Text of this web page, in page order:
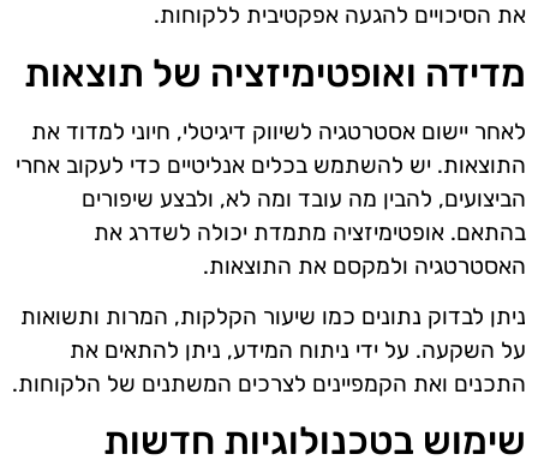
את הסיכויים להגעה אפקטיבית ללקוחות.
מדידה ואופטימיזציה של תוצאות
לאחר יישום אסטרטגיה לשיווק דיגיטלי, חיוני למדוד את
התוצאות. יש להשתמש בכלים אנליטיים כדי לעקוב אחרי
הביצועים, להבין מה עובד ומה לא, ולבצע שיפורים
בהתאם. אופטימיזציה מתמדת יכולה לשדרג את
האסטרטגיה ולמקסם את התוצאות.
ניתן לבדוק נתונים כמו שיעור הקלקות, המרות ותשואות
על השקעה. על ידי ניתוח המידע, ניתן להתאים את
התכנים ואת הקמפיינים לצרכים המשתנים של הלקוחות.
שימוש בטכנולוגיות חדשות